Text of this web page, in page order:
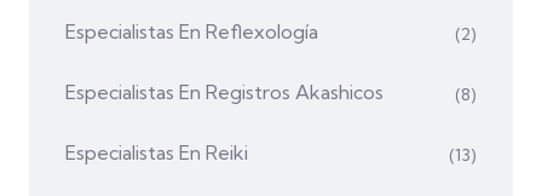
Especialistas En Reflexología (2)
Especialistas En Registros Akashicos (8)
Especialistas En Reiki (13)